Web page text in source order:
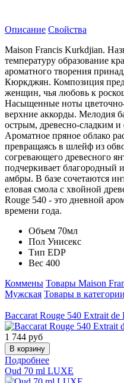
Описание Свойства
Maison Francis Kurkdjian.
температуру образование
ароматного творения
Кюркджян. Композиция
женщин, чья любовь к
Насыщенные ноты
верхние аккорды. Мелодия
острым, древесно-сладким
Ароматное пряное облако
превращаясь в шлейф из
согревающего древесного
подчеркивает благородный
амбры. В базе сочетаются
еловая смола с хвойной
Rouge 540 - это дневной
времени года.
Объем 70мл
Пол Унисекс
Тип EDP
Вес 400
Коммены Товары Maison
Мужская Товары в
Baccarat Rouge 540 Extrait de
1 744 руб
Подробнее
Oud 70 ml LUXE